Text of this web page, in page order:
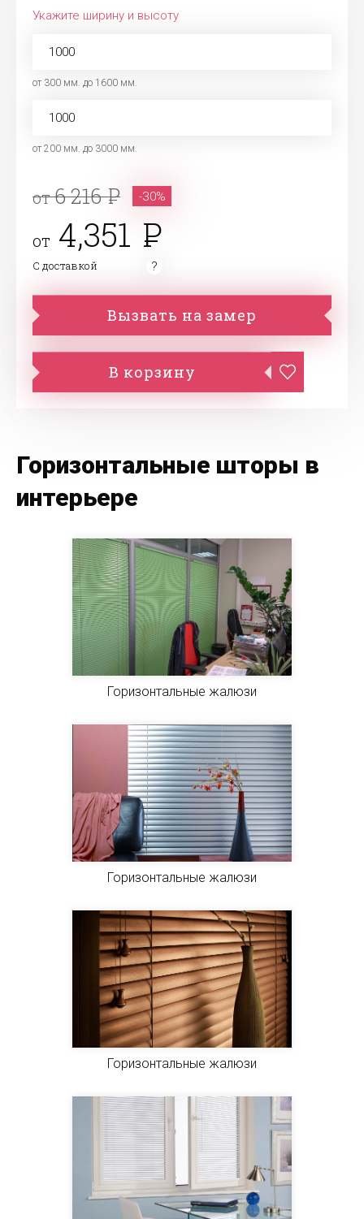
Укажите ширину и высоту
от 300 мм. до 1600 мм.
от 200 мм. до 3000 мм.
от6 216 -30%
от 4,351
С доставкой
Вызвать на замер
В корзину
Горизонтальные шторы в
интерьере
Горизонтальные жалюзи
Горизонтальные жалюзи
Горизонтальные жалюзи